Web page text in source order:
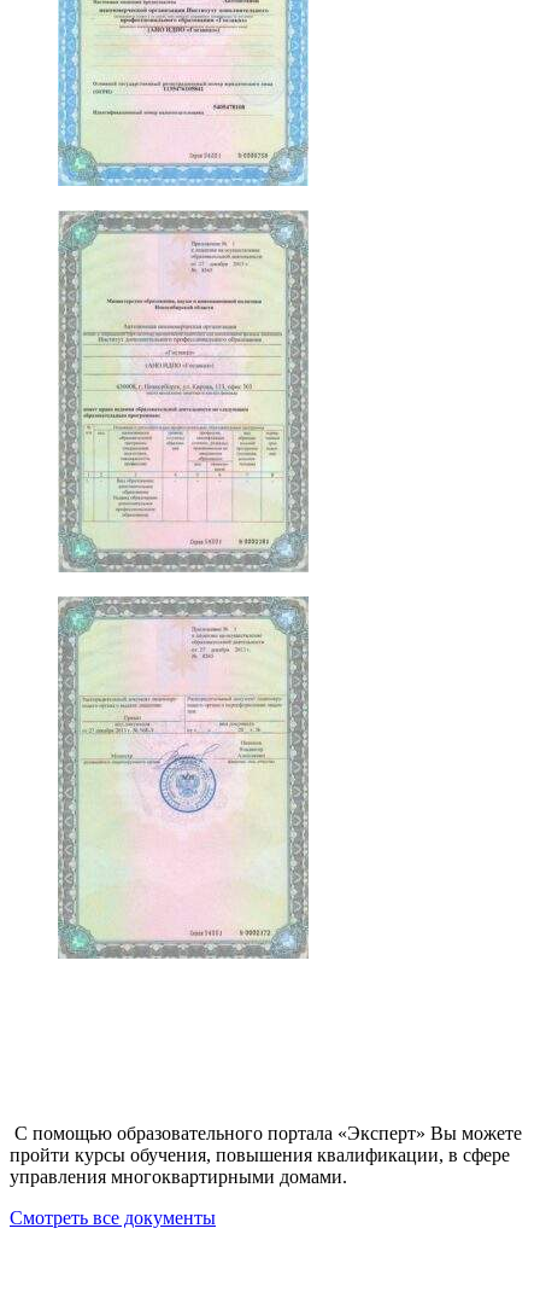
С помощью образовательного портала «Эксперт» Вы можете
пройти курсы обучения, повышения квалификации, в сфере
управления многоквартирными домами.
Смотреть все документы